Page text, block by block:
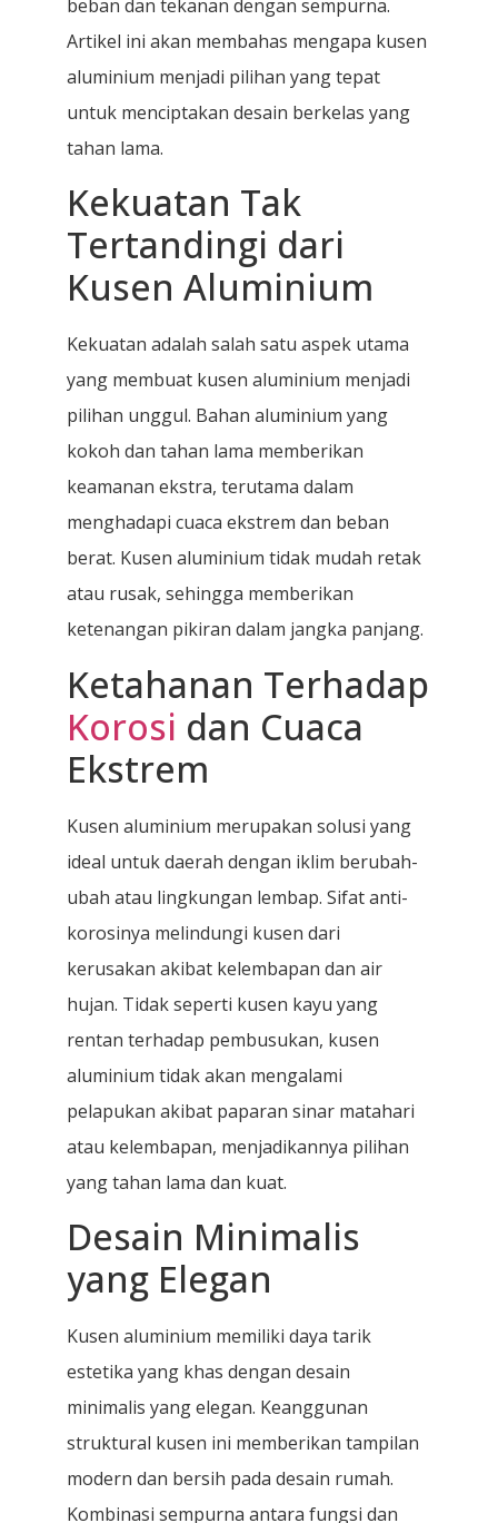
beban dan tekanan dengan sempurna.
Artikel ini akan membahas mengapa kusen
aluminium menjadi pilihan yang tepat
untuk menciptakan desain berkelas yang
tahan lama.
Kekuatan Tak
Tertandingi dari
Kusen Aluminium
Kekuatan adalah salah satu aspek utama
yang membuat kusen aluminium menjadi
pilihan unggul. Bahan aluminium yang
kokoh dan tahan lama memberikan
keamanan ekstra, terutama dalam
menghadapi cuaca ekstrem dan beban
berat. Kusen aluminium tidak mudah retak
atau rusak, sehingga memberikan
ketenangan pikiran dalam jangka panjang.
Ketahanan Terhadap
Korosi dan Cuaca
Ekstrem
Kusen aluminium merupakan solusi yang
ideal untuk daerah dengan iklim berubah-
ubah atau lingkungan lembap. Sifat anti-
korosinya melindungi kusen dari
kerusakan akibat kelembapan dan air
hujan. Tidak seperti kusen kayu yang
rentan terhadap pembusukan, kusen
aluminium tidak akan mengalami
pelapukan akibat paparan sinar matahari
atau kelembapan, menjadikannya pilihan
yang tahan lama dan kuat.
Desain Minimalis
yang Elegan
Kusen aluminium memiliki daya tarik
estetika yang khas dengan desain
minimalis yang elegan. Keanggunan
struktural kusen ini memberikan tampilan
modern dan bersih pada desain rumah.
Kombinasi sempurna antara fungsi dan